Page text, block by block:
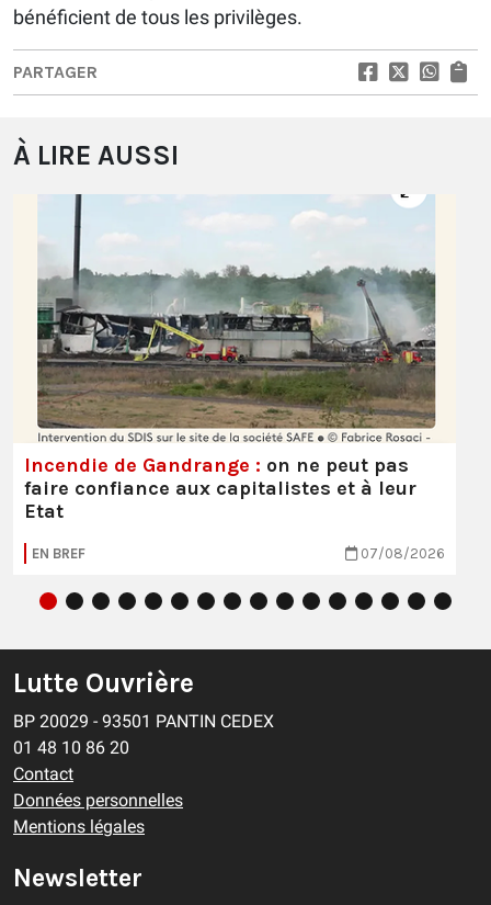
bénéficient de tous les privilèges.
PARTAGER
À LIRE AUSSI
Incendie de Gandrange : on ne peut pas
faire confiance aux capitalistes et à leur
Etat
EN BREF 07/08/2026
Lutte Ouvrière
BP 20029 - 93501 PANTIN CEDEX
01 48 10 86 20
Contact
Données personnelles
Mentions légales
Newsletter